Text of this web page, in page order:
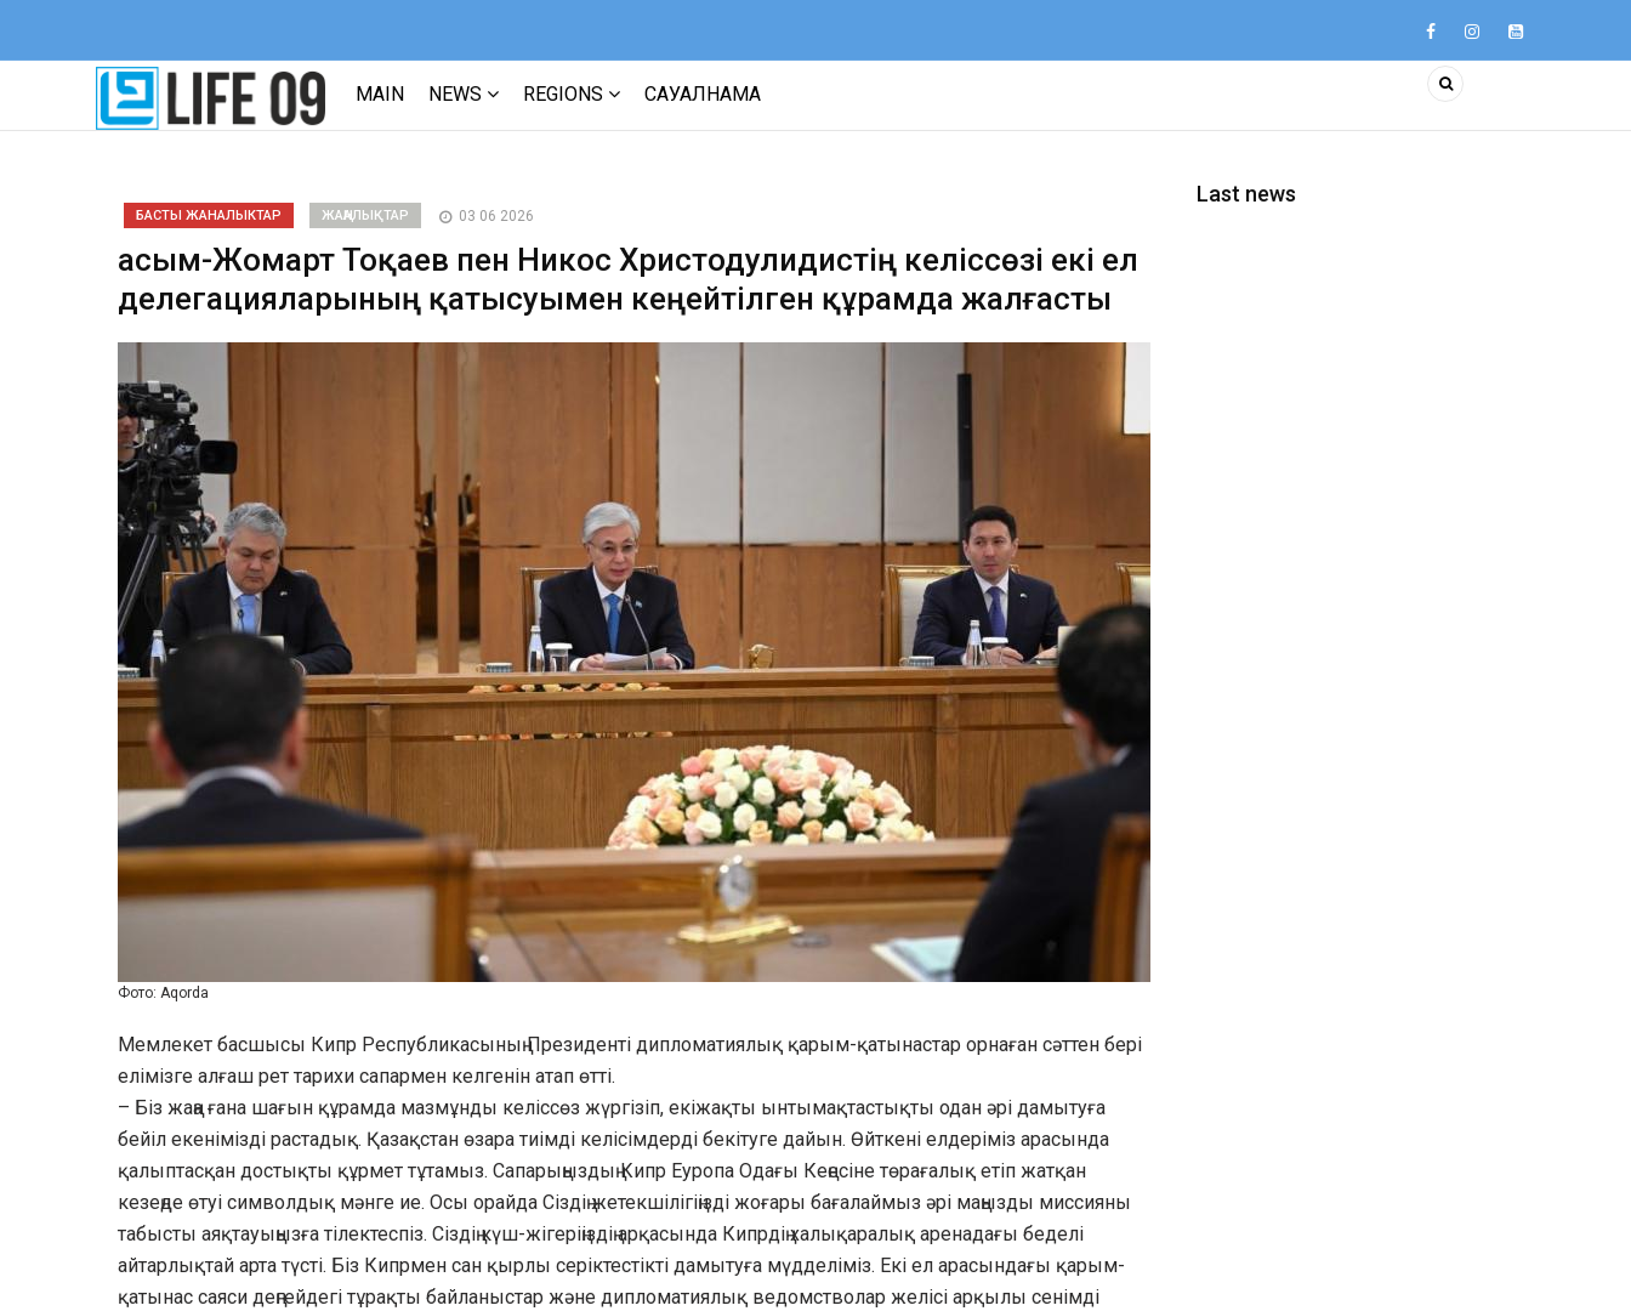
MAIN NEWS REGIONS САУАЛНАМА
БАСТЫ ЖАНАЛЫКТАР ЖАҢАЛЫҚТАР 03 06 2026
Қасым-Жомарт Тоқаев пен Никос Христодулидистің келіссөзі екі ел
делегацияларының қатысуымен кеңейтілген құрамда жалғасты
Фото: Aqorda
Мемлекет басшысы Кипр Республикасының Президенті дипломатиялық қарым-қатынастар орнаған сәттен бері
елімізге алғаш рет тарихи сапармен келгенін атап өтті.
– Біз жаңа ғана шағын құрамда мазмұнды келіссөз жүргізіп, екіжақты ынтымақтастықты одан әрі дамытуға
бейіл екенімізді растадық. Қазақстан өзара тиімді келісімдерді бекітуге дайын. Өйткені елдеріміз арасында
қалыптасқан достықты құрмет тұтамыз. Сапарыңыздың Кипр Еуропа Одағы Кеңесіне төрағалық етіп жатқан
кезеңде өтуі символдық мәнге ие. Осы орайда Сіздің жетекшілігіңізді жоғары бағалаймыз әрі маңызды миссияны
табысты аяқтауыңызға тілектеспіз. Сіздің күш-жігеріңіздің арқасында Кипрдің халықаралық аренадағы беделі
айтарлықтай арта түсті. Біз Кипрмен сан қырлы серіктестікті дамытуға мүдделіміз. Екі ел арасындағы қарым-
қатынас саяси деңгейдегі тұрақты байланыстар және дипломатиялық ведомстволар желісі арқылы сенімді
Last news